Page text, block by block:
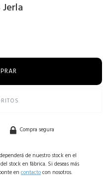
Compra segura
de nuestro stock en el
stock en fábrica. Si deseas más
en contacto con nosotros.